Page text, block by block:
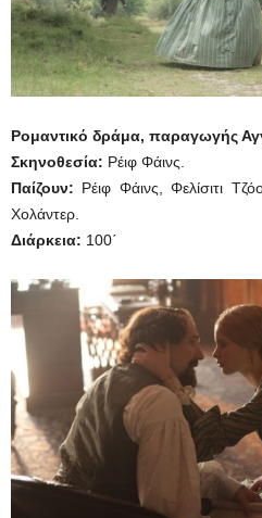
Ρομαντικό δράμα, παραγωγής
Σκηνοθεσία: Ρέιφ Φάινς.
Παίζουν: Ρέιφ Φάινς, Φελίσιτι
Χολάντερ.
Διάρκεια: 100΄